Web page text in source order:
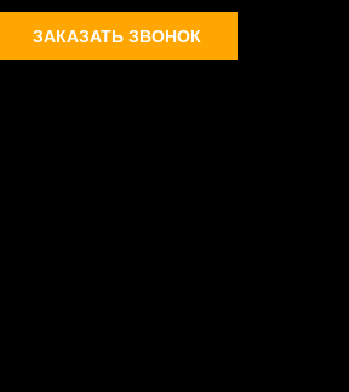
ЗАКАЗАТЬ ЗВОНОК